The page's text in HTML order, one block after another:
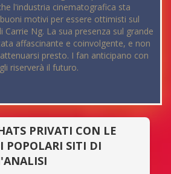
l'industria cinematografica sta
motivi per essere ottimisti sul
Ng. La sua presenza sul grande
affascinante e coinvolgente, e non
presto. I fan anticipano con
riserverà il futuro.
PRIVATI CON LE
POPOLARI SITI DI